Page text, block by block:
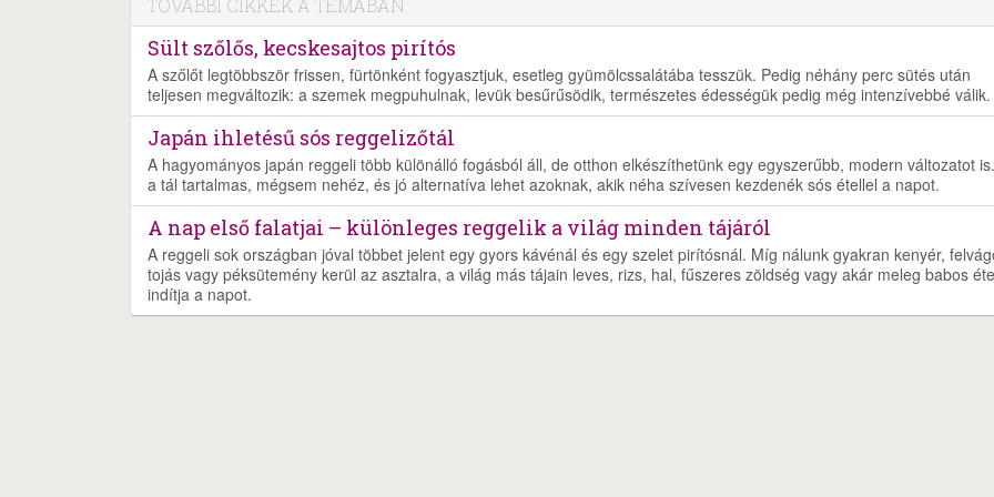
TOVÁBBI CIKKEK A TÉMÁBAN
Sült szőlős, kecskesajtos pirítós
A szőlőt legtöbbször frissen, fürtönként fogyasztjuk, esetleg gyümölcssalátába tesszük. Pedig néhány perc sütés után
teljesen megváltozik: a szemek megpuhulnak, levük besűrűsödik, természetes édességük pedig még intenzívebbé válik.
Japán ihletésű sós reggelizőtál
A hagyományos japán reggeli több különálló fogásból áll, de otthon elkészíthetünk egy egyszerűbb, modern változatot
a tál tartalmas, mégsem nehéz, és jó alternatíva lehet azoknak, akik néha szívesen kezdenék sós étellel a napot.
A nap első falatjai – különleges reggelik a világ minden tájáról
A reggeli sok országban jóval többet jelent egy gyors kávénál és egy szelet pirítósnál. Míg nálunk gyakran kenyér,
tojás vagy péksütemény kerül az asztalra, a világ más tájain leves, rizs, hal, fűszeres zöldség vagy akár meleg babos
indítja a napot.